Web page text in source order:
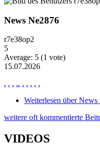
News Ne2876
r7e38op2
5
Average: 5 (1 vote)
15.07.2026
. . . .. . . . . .
Weiterlesen über News
weitere oft kommentierte
VIDEOS